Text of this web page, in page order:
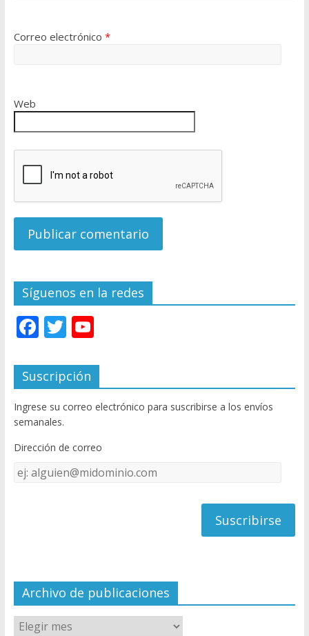
Correo electrónico *
Web
Síguenos en la redes
F
e
b
o
o
k
T
itt
er
Y
u
T
u
e
C
el
Suscripción
Ingrese su correo electrónico para suscribirse a los envíos
semanales.
Dirección de correo
Dirección
de
Archivo de publicaciones